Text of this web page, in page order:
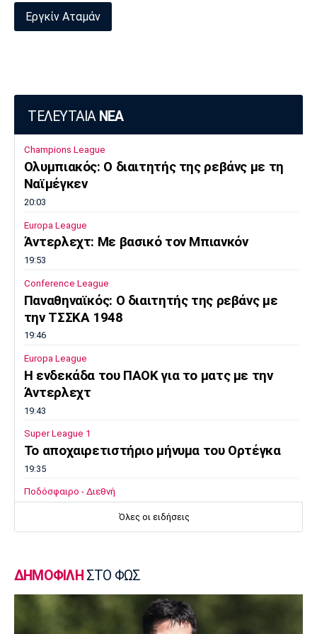
Εργκίν Αταμάν
ΤΕΛΕΥΤΑΙΑ ΝΕΑ
Champions League
Ολυμπιακός: Ο διαιτητής της ρεβάνς με τη
Ναϊμέγκεν
20:03
Europa League
Άντερλεχτ: Με βασικό τον Μπιανκόν
19:53
Conference League
Παναθηναϊκός: Ο διαιτητής της ρεβάνς με
την ΤΣΣΚΑ 1948
19:46
Europa League
Η ενδεκάδα του ΠΑΟΚ για το ματς με την
Άντερλεχτ
19:43
Super League 1
Το αποχαιρετιστήριο μήνυμα του Ορτέγκα
19:35
Ποδόσφαιρο - Διεθνή
Επίσημο! Ο Ορτέγκα στη Ρίβερ Πλέιτ
Ολυμπιακός: Περιμένει τον Έσε
Μακάμπι Τελ Αβίβ: Φιλικά προετοιμασίας με
Όλες οι ειδήσεις
ΔΗΜΟΦΙΛΗ ΣΤΟ ΦΩΣ